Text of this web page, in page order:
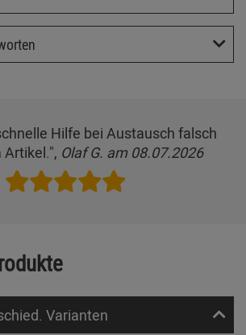
Hilfe bei Austausch falsch
Olaf G. am 08.07.2026
Varianten